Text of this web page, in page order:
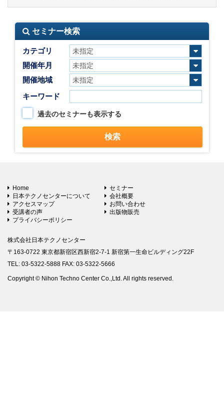
セミナー検索
カテゴリ
開催年月
開催地域
キーワード
過去のセミナーも表示する
Home
セミナー
日本テクノセンターについて
会社概要
アクセスマップ
お問い合わせ
受講者の声
出版物販売
プライバシーポリシー
株式会社日本テクノセンター
〒163-0722 東京都新宿区西新宿2-7-1 新宿第一生命ビルディング22F
TEL: 03-5322-5888 FAX: 03-5322-5666
Copyright © Nihon Techno Center Co.,Ltd. All rights reserved.